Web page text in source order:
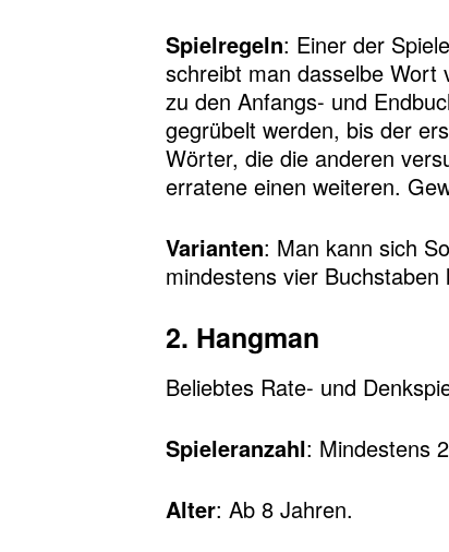
Spielregeln: Einer der
schreibt man dasselbe
zu den Anfangs- und
gegrübelt werden, bis der
Wörter, die die anderen
erratene einen weiteren.
Varianten: Man kann sich
mindestens vier
2. Hangman
Beliebtes Rate- und
Spieleranzahl: Mindestens
Alter: Ab 8 Jahren.